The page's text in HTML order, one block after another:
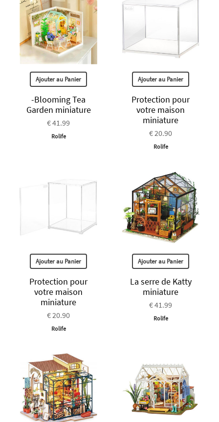
Ajouter au Panier
-Blooming Tea
Garden miniature
€ 41.99
Rolife
Ajouter au Panier
Protection pour
votre maison
miniature
€ 20.90
Rolife
Ajouter au Panier
Protection pour
votre maison
miniature
€ 20.90
Rolife
Ajouter au Panier
La serre de Katty
miniature
€ 41.99
Rolife